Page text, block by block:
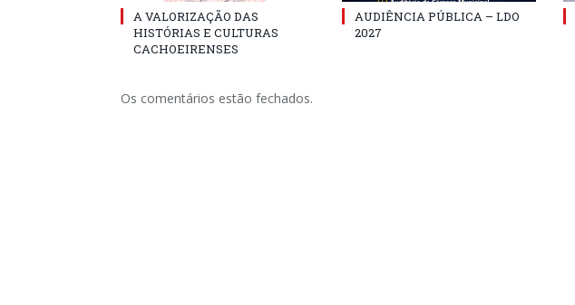
A VALORIZAÇÃO DAS
HISTÓRIAS E CULTURAS
CACHOEIRENSES
AUDIÊNCIA PÚBLICA – LDO
2027
Os comentários estão fechados.